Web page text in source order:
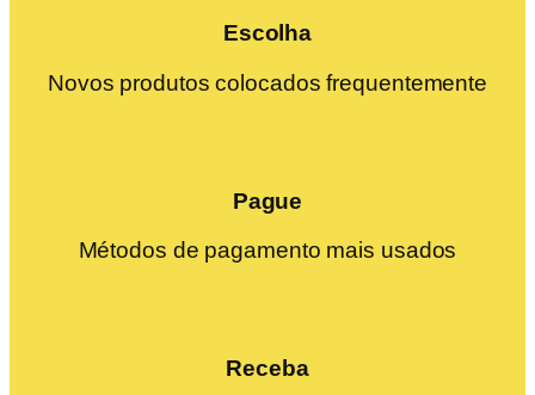
Escolha
Novos produtos colocados frequentemente
Pague
Métodos de pagamento mais usados
Receba